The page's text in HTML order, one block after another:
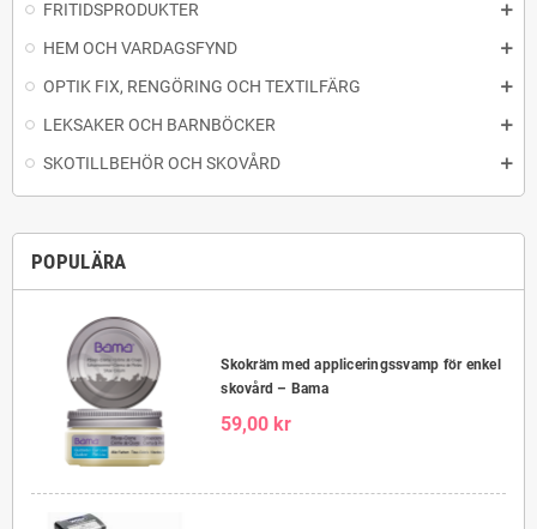
FRITIDSPRODUKTER
HEM OCH VARDAGSFYND
OPTIK FIX, RENGÖRING OCH TEXTILFÄRG
LEKSAKER OCH BARNBÖCKER
SKOTILLBEHÖR OCH SKOVÅRD
POPULÄRA
Skokräm med appliceringssvamp för enkel
skovård – Bama
59,00 kr